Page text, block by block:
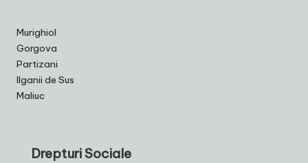
Murighiol
Gorgova
Partizani
Ilganii de Sus
Maliuc
Drepturi Sociale